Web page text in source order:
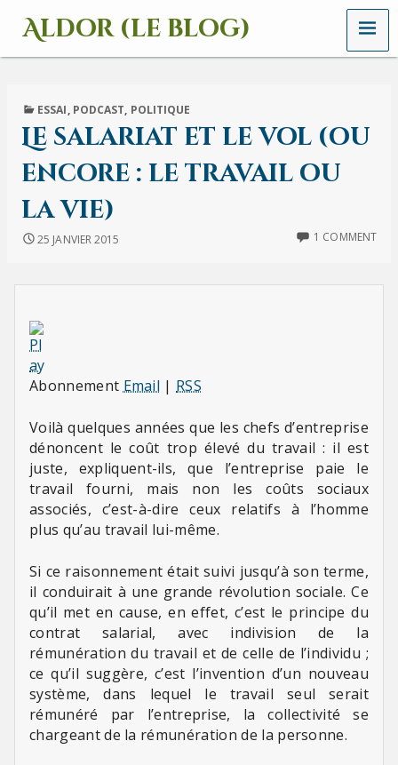
Aldor (le blog)
Un
des
mots,
des
images
et
sons
MENU
PUBLISHED
ESSAI, PODCAST, POLITIQUE
Le salariat et le vol (ou
encore : le travail ou
la vie)
25 JANVIER 2015 1 COMMENT
Abonnement Email | RSS
Voilà quelques années que les chefs d’entreprise
dénoncent le coût trop élevé du travail : il est
juste, expliquent-ils, que l’entreprise paie le
travail fourni, mais non les coûts sociaux
associés, c’est-à-dire ceux relatifs à l’homme
plus qu’au travail lui-même.
Si ce raisonnement était suivi jusqu’à son terme,
il conduirait à une grande révolution sociale. Ce
qu’il met en cause, en effet, c’est le principe du
contrat salarial, avec indivision de la
rémunération du travail et de celle de l’individu ;
ce qu’il suggère, c’est l’invention d’un nouveau
système, dans lequel le travail seul serait
rémunéré par l’entreprise, la collectivité se
chargeant de la rémunération de la personne.